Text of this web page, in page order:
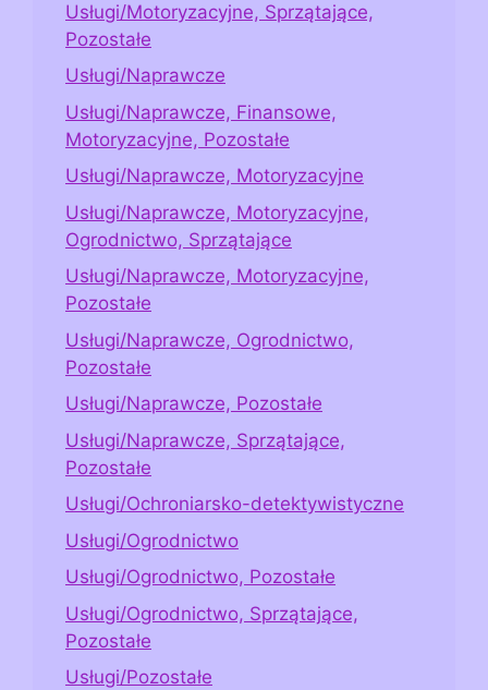
Usługi/Motoryzacyjne, Sprzątające,
Pozostałe
Usługi/Naprawcze
Usługi/Naprawcze, Finansowe,
Motoryzacyjne, Pozostałe
Usługi/Naprawcze, Motoryzacyjne
Usługi/Naprawcze, Motoryzacyjne,
Ogrodnictwo, Sprzątające
Usługi/Naprawcze, Motoryzacyjne,
Pozostałe
Usługi/Naprawcze, Ogrodnictwo,
Pozostałe
Usługi/Naprawcze, Pozostałe
Usługi/Naprawcze, Sprzątające,
Pozostałe
Usługi/Ochroniarsko-detektywistyczne
Usługi/Ogrodnictwo
Usługi/Ogrodnictwo, Pozostałe
Usługi/Ogrodnictwo, Sprzątające,
Pozostałe
Usługi/Pozostałe